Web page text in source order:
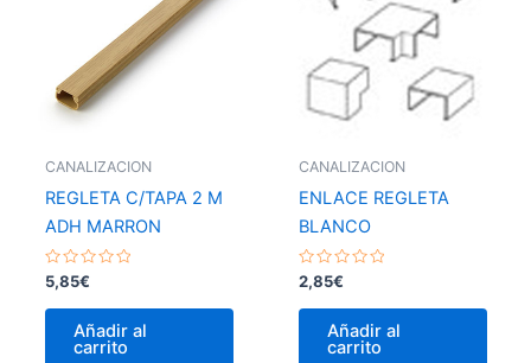
CANALIZACION
REGLETA C/TAPA 2 M
ADH MARRON
Valorado
con
0
5,85€
Añadir al
carrito
CANALIZACION
ENLACE REGLETA
BLANCO
Valorado
con
0
2,85€
Añadir al
carrito